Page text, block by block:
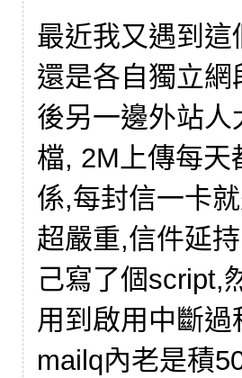
最近我又遇到
還是各自獨立
後另一邊外站
檔, 2M上傳每
係,每封信一卡
超嚴重,信件延
己寫了個script,
用到啟用中斷
mailq內老是積